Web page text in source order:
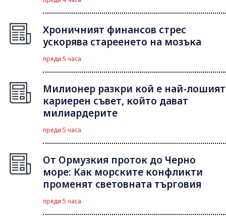
Хроничният финансов стрес
ускорява стареенето на мозъка
преди 5 часа
Милионер разкри кой е най-лошият
кариерен съвет, който дават
милиардерите
преди 5 часа
От Ормузкия проток до Черно
море: Как морските конфликти
променят световната търговия
преди 5 часа